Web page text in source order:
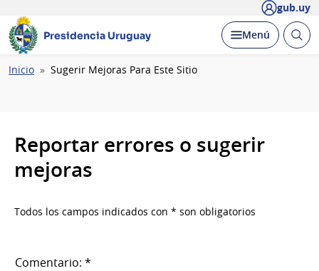
gub.uy
Presidencia Uruguay Desplegar
Menú Abrir
Ruta
Inicio Sugerir Mejoras Para Este Sitio
Reportar errores o sugerir
mejoras
Todos los campos indicados con * son obligatorios
Comentario: *